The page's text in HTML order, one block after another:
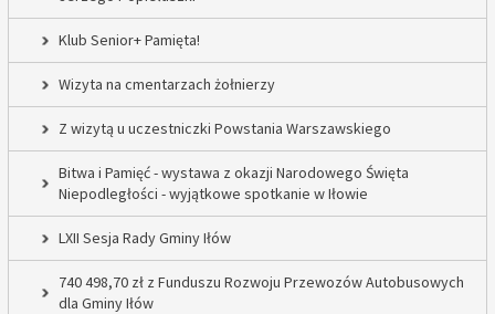
Klub Senior+ Pamięta!
Wizyta na cmentarzach żołnierzy
Z wizytą u uczestniczki Powstania Warszawskiego
Bitwa i Pamięć - wystawa z okazji Narodowego Święta
Niepodległości - wyjątkowe spotkanie w Iłowie
LXII Sesja Rady Gminy Iłów
740 498,70 zł z Funduszu Rozwoju Przewozów Autobusowych
dla Gminy Iłów